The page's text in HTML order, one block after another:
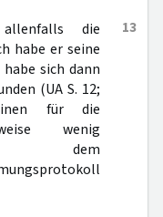
13
die
habe er seine
sich dann
(UA S. 12;
für die
wenig
dem